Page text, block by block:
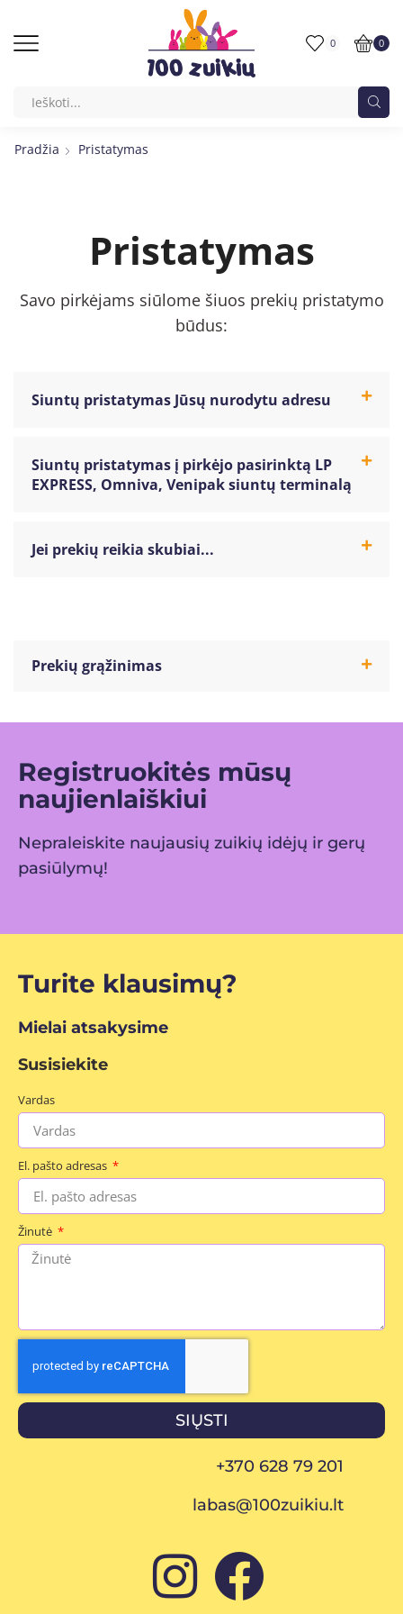
0 0
Pradžia Pristatymas
Pristatymas
Savo pirkėjams siūlome šiuos prekių pristatymo
būdus:
Siuntų pristatymas Jūsų nurodytu adresu
Siuntų pristatymas į pirkėjo pasirinktą LP
EXPRESS, Omniva, Venipak siuntų terminalą
Jei prekių reikia skubiai...
Prekių grąžinimas
Registruokitės mūsų
naujienlaiškiui
Nepraleiskite naujausių zuikių idėjų ir gerų
pasiūlymų!
Turite klausimų?
Mielai atsakysime
Susisiekite
Vardas
El. pašto adresas
Žinutė
SIŲSTI
+370 628 79 201
labas@100zuikiu.lt